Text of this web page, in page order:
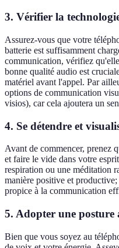
3. Vérifier la
Assurez-vous que votre
batterie est suffisamment
communication, vérifiez
bonne qualité audio est
matériel avant l'appel. Par
options de communication
visios), car cela ajoutera un
4. Se détendre et
Avant de commencer, prenez
et faire le vide dans votre
respiration ou une méditation
manière positive et
propice à la communication
5. Adopter une posture
Bien que vous soyez au